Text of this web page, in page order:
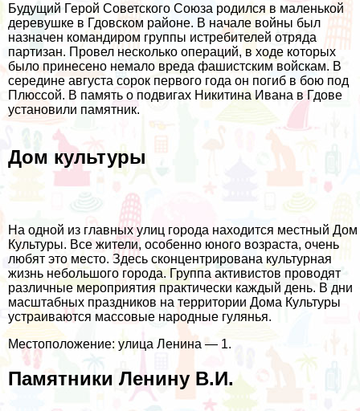
Будущий Герой Советского Союза родился в маленькой
деревушке в Гдовском районе. В начале войны был
назначен командиром группы истребителей отряда
партизан. Провел несколько операций, в ходе которых
было принесено немало вреда фашистским войскам. В
середине августа сорок первого года он погиб в бою под
Плюссой. В память о подвигах Никитина Ивана в Гдове
установили памятник.
Дом культуры
На одной из главных улиц города находится местный Дом
Культуры. Все жители, особенно юного возраста, очень
любят это место. Здесь сконцентрирована культурная
жизнь небольшого города. Группа активистов проводят
различные мероприятия практически каждый день. В дни
масштабных праздников на территории Дома Культуры
устраиваются массовые народные гулянья.
Местоположение: улица Ленина — 1.
Памятники Ленину В.И.